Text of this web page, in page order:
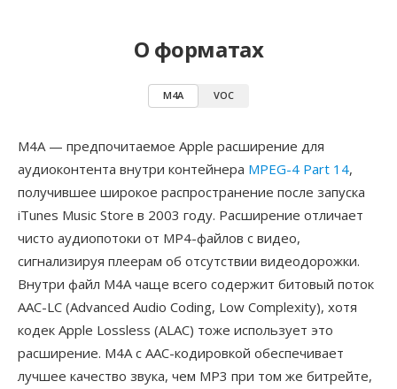
О форматах
M4A VOC
M4A — предпочитаемое Apple расширение для
аудиоконтента внутри контейнера MPEG-4 Part 14,
получившее широкое распространение после запуска
iTunes Music Store в 2003 году. Расширение отличает
чисто аудиопотоки от MP4-файлов с видео,
сигнализируя плеерам об отсутствии видеодорожки.
Внутри файл M4A чаще всего содержит битовый поток
AAC-LC (Advanced Audio Coding, Low Complexity), хотя
кодек Apple Lossless (ALAC) тоже использует это
расширение. M4A с AAC-кодировкой обеспечивает
лучшее качество звука, чем MP3 при том же битрейте,